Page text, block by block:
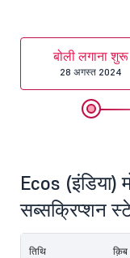
बोली लगाना शुरू
28 अगस्त 2024
Ecos (इंडिया)
सब्सक्रिप्शन
तिथि क़िब